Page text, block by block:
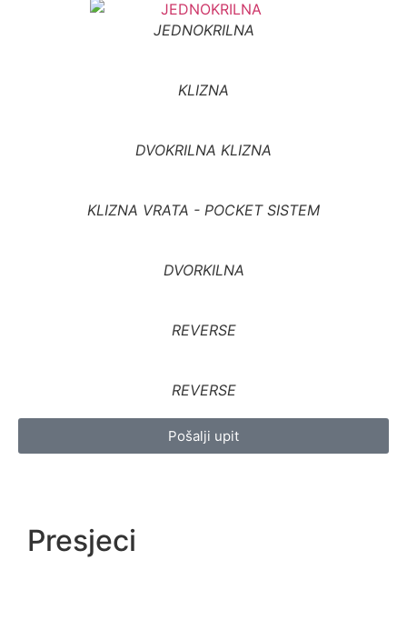
JEDNOKRILNA
KLIZNA
DVOKRILNA KLIZNA
KLIZNA VRATA - POCKET SISTEM
DVORKILNA
REVERSE
REVERSE
Pošalji upit
Presjeci